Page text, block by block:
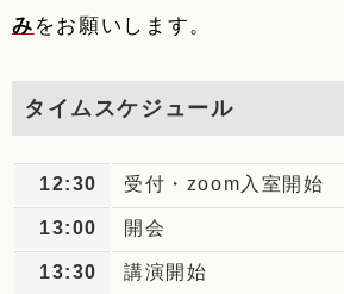
み をお願いします。
タイムスケジュール
12:30 受付・zoom入室開始
13:00 開会
13:30 講演開始